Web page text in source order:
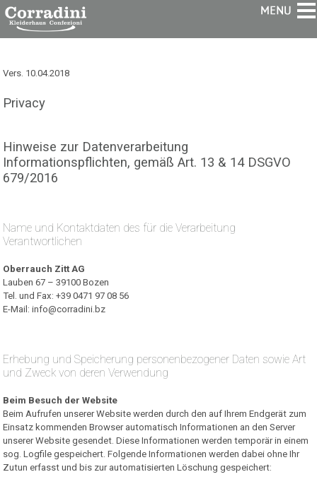
ITALIANO
Vers. 10.04.2018
Privacy
Hinweise zur Datenverarbeitung
Informationspflichten, gemäß Art. 13 & 14 DSGVO
679/2016
Name und Kontaktdaten des für die Verarbeitung
Verantwortlichen
Oberrauch Zitt AG
Lauben 67 – 39100 Bozen
Tel. und Fax: +39 0471 97 08 56
E-Mail: info@corradini.bz
Erhebung und Speicherung personenbezogener Daten sowie Art
und Zweck von deren Verwendung
Beim Besuch der Website
Beim Aufrufen unserer Website werden durch den auf Ihrem Endgerät zum
Einsatz kommenden Browser automatisch Informationen an den Server
unserer Website gesendet. Diese Informationen werden temporär in einem
sog. Logfile gespeichert. Folgende Informationen werden dabei ohne Ihr
Zutun erfasst und bis zur automatisierten Löschung gespeichert: